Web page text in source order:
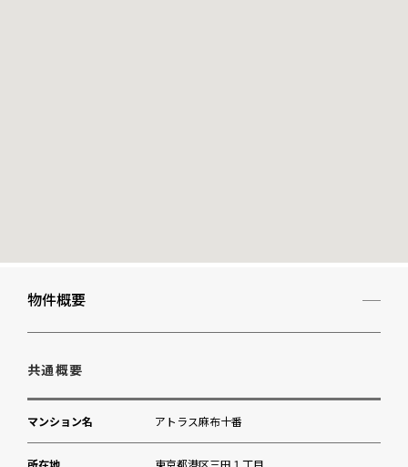
物件概要
共通概要
マンション名 アトラス麻布十番
所在地 東京都港区三田１丁目